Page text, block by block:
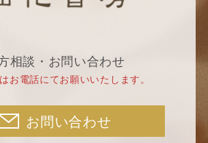
相談・お問い合わせ
お電話にてお願いいたします。
お問い合わせ